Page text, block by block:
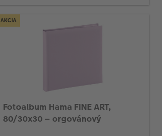
AKCIA
Fotoalbum Hama FINE ART,
80/30x30 – orgovánový